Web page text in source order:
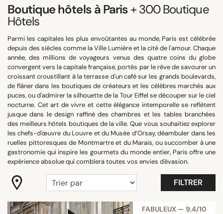
Boutique hôtels àParis+ 300Boutique
Hôtels
Parmi les capitales les plus envoûtantes au monde, Paris est célébrée
depuis des siècles comme la Ville Lumière et la cité de l'amour. Chaque
année, des millions de voyageurs venus des quatre coins du globe
convergent vers la capitale française, portés par le rêve de savourer un
croissant croustillant à la terrasse d'un café sur les grands boulevards,
de flâner dans les boutiques de créateurs et les célèbres marchés aux
puces, ou d'admirer la silhouette de la Tour Eiffel se découper sur le ciel
nocturne. Cet art de vivre et cette élégance intemporelle se reflètent
jusque dans le design raffiné des chambres et les tables branchées
des meilleurs hôtels boutiques de la ville. Que vous souhaitiez explorer
les chefs-d'œuvre du Louvre et du Musée d’Orsay, déambuler dans les
ruelles pittoresques de Montmartre et du Marais, ou succomber à une
gastronomie qui inspire les gourmets du monde entier, Paris offre une
expérience absolue qui comblera toutes vos envies d'évasion.
FILTRER
NOTE
QUARTIER
RECHERCHER
FABULEUX — 9,4/10